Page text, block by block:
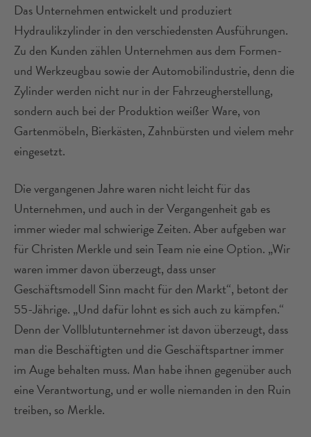
Das Unternehmen entwickelt und produziert
Hydraulikzylinder in den verschiedensten Ausführungen.
Zu den Kunden zählen Unternehmen aus dem Formen-
und Werkzeugbau sowie der Automobilindustrie, denn die
Zylinder werden nicht nur in der Fahrzeugherstellung,
sondern auch bei der Produktion weißer Ware, von
Gartenmöbeln, Bierkästen, Zahnbürsten und vielem mehr
eingesetzt.
Die vergangenen Jahre waren nicht leicht für das
Unternehmen, und auch in der Vergangenheit gab es
immer wieder mal schwierige Zeiten. Aber aufgeben war
für Christen Merkle und sein Team nie eine Option. „Wir
waren immer davon überzeugt, dass unser
Geschäftsmodell Sinn macht für den Markt“, betont der
55-Jährige. „Und dafür lohnt es sich auch zu kämpfen.“
Denn der Vollblutunternehmer ist davon überzeugt, dass
man die Beschäftigten und die Geschäftspartner immer
im Auge behalten muss. Man habe ihnen gegenüber auch
eine Verantwortung, und er wolle niemanden in den Ruin
treiben, so Merkle.